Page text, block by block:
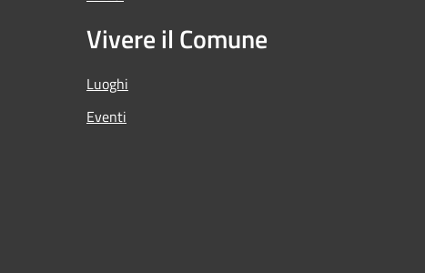
Vivere il Comune
Luoghi
Eventi